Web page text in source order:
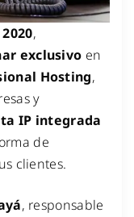
,
exclusivo en
Hosting,
y
IP integrada
de
clientes.
, responsable